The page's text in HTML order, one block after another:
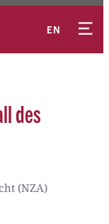
EN
des
(NZA)